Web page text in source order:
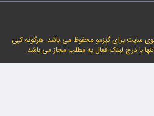
سایت برای گیزمو محفوظ می باشد. هرگونه کپی
با درج لینک فعال به مطلب مجاز می باشد.